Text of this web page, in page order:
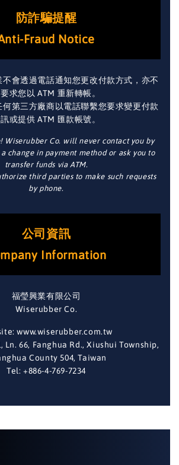
防詐騙提醒
Fraud Notice
會透過電話通知您更改付款方式，亦不
求您以 ATM 重新轉帳。
第三方廠商以電話聯繫您要求變更付款
或提供 ATM 匯款帳號。
Wiserubber Co. will never contact you by
change in payment method or ask you to
transfer funds via ATM.
third parties to make such requests
by phone.
公司資訊
Information
福瑩興業有限公司
Wiserubber Co.
www.wiserubber.com.tw
Ln. 66, Fanghua Rd., Xiushui Township,
County 504, Taiwan
Tel: +886-4-769-7234